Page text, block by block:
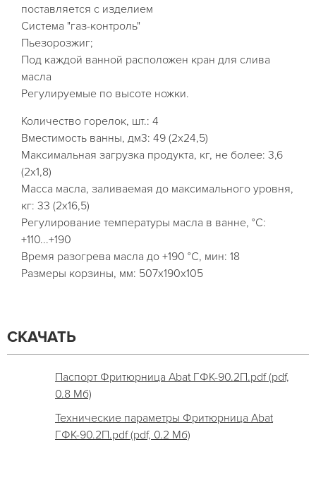
поставляется с изделием
Система "газ-контроль"
Пьезорозжиг;
Под каждой ванной расположен кран для слива
масла
​Регулируемые по высоте ножки.
Количество горелок, шт.: 4
Вместимость ванны, дм3: 49 (2х24,5)
Максимальная загрузка продукта, кг, не более: 3,6
(2х1,8)
Масса масла, заливаемая до максимального уровня,
кг: 33 (2х16,5)
Регулирование температуры масла в ванне, °C:
+110...+190
Время разогрева масла до +190 °C, мин: 18
Размеры корзины, мм: 507х190х105
СКАЧАТЬ
Паспорт Фритюрница Abat ГФК-90.2П.pdf (pdf,
0.8 Мб)
Технические параметры Фритюрница Abat
ГФК-90.2П.pdf (pdf, 0.2 Мб)